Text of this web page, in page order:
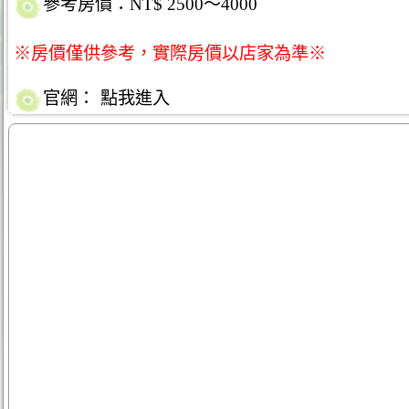
參考房價：NT$ 2500～4000
※房價僅供參考，實際房價以店家為準※
官網： 點我進入